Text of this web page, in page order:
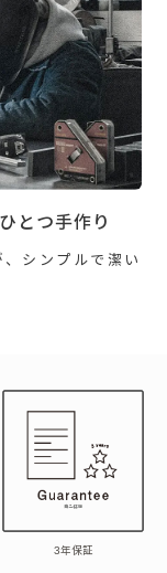
とつ手作り
シンプルで潔い
3年保証